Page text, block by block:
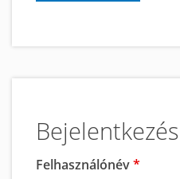
Bejelentkezés
Felhasználónév*